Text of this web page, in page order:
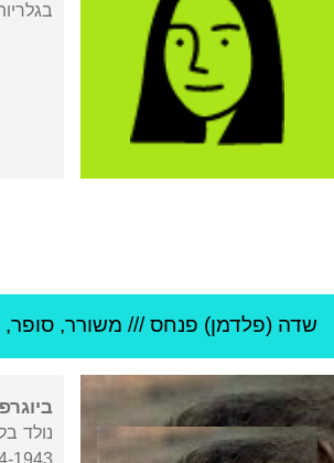
שדה (פלדמן) פנחס/// משורר, סופר,